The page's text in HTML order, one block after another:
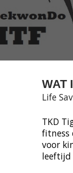
WAT
Life
TKD
fitness
voor
leeftijd